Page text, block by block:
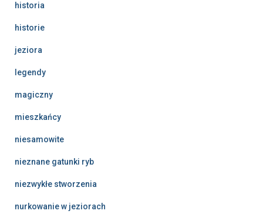
historia
historie
jeziora
legendy
magiczny
mieszkańcy
niesamowite
nieznane gatunki ryb
niezwykłe stworzenia
nurkowanie w jeziorach